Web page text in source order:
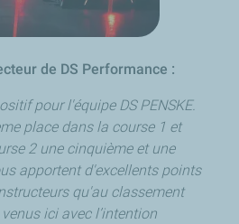
de DS Performance :
pour l'équipe DS PENSKE.
place dans la course 1 et
2 une cinquième et une
apportent d'excellents points
qu'au classement
ici avec l’intention